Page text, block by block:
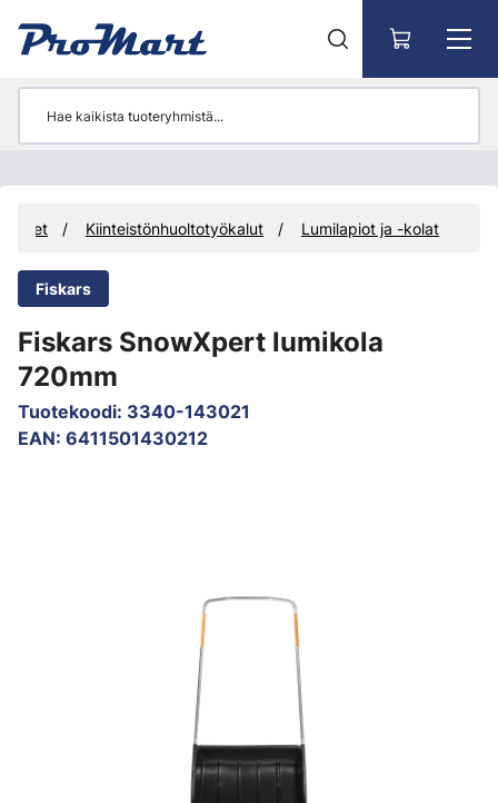
Kiinteistönhuoltotyökalut Lumilapiot ja -kolat
Fiskars
Fiskars SnowXpert lumikola
720mm
Tuotekoodi: 3340-143021
EAN: 6411501430212